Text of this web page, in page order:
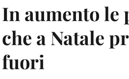
In aumento le
che a Natale
fuori